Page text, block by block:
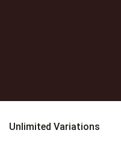
Unlimited Variations